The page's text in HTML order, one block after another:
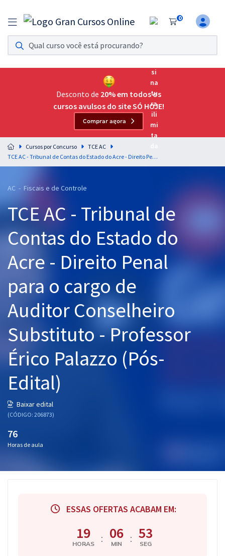
0
Assinatura Ilimitada 11
Acesso a todos os cursos. Teste grátis por 7 dias!
Assinatura OAB Até Passar
Acesso ilimitado a toda preparação para o Exame da
Residências Multiprofissionais
Preparação completa e intensiva para as principais
residências em saúde do Brasil
Cursos 20% OFF
Pós
Graduação
OAB
Mentorias
Questões grátis
Conteúdo gratuito
Aprovados
Atendimento
Desconto de 20% em todos os
cursos avulsos do site SÓ HOJE!
Comprar agora
Cursos por Concurso
TCE AC
TCE AC - Tribunal de Contas do Estado do Acre - Direito Penal para o cargo de Auditor Conselheiro Substituto - Professor Érico Palazzo (Pós-Edital)
AC - Fiscais e de Controle
TCE AC - Tribunal de
Contas do Estado do
Acre - Direito Penal
para o cargo de
Auditor Conselheiro
Substituto - Professor
Érico Palazzo (Pós-
Edital)
Baixar edital
(CÓDIGO: 206873)
76
Horas de aula
ESSAS OFERTAS ACABAM EM:
19
HORAS : 06
MIN : 52
SEG